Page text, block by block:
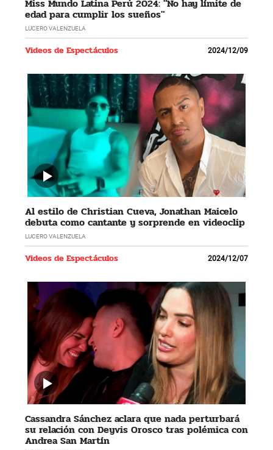
Miss Mundo Latina Perú 2024: "No hay límite de
edad para cumplir los sueños"
LUCERO VALENZUELA
Videos de Espectáculos 2024/12/09
Al estilo de Christian Cueva, Jonathan Maicelo
debuta como cantante y sorprende en videoclip
LUCERO VALENZUELA
Videos de Espectáculos 2024/12/07
Cassandra Sánchez aclara que nada perturbará
su relación con Deyvis Orosco tras polémica con
Andrea San Martín